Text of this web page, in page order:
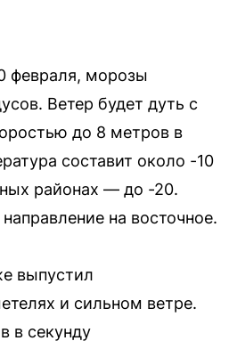
февраля, морозы
Ветер будет дуть с
до 8 метров в
составит около -10
районах — до -20.
на восточное.
выпустил
и сильном ветре.
в секунду